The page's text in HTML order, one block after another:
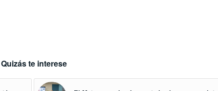
Quizás te interese